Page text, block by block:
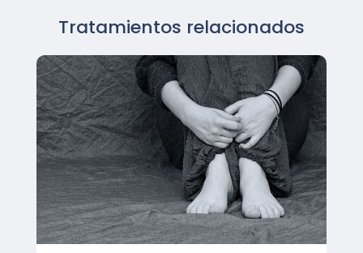
Tratamientos relacionados